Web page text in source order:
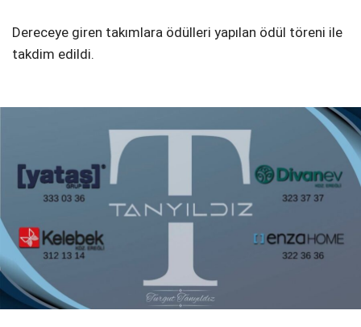
Dereceye giren takımlara ödülleri yapılan ödül töreni ile
takdim edildi.